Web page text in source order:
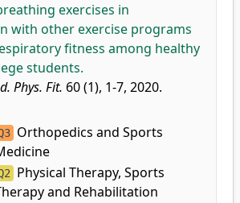
exercises in
with other exercise programs
fitness among healthy
students.
Phys. Fit. 60 (1), 1-7, 2020.
Orthopedics and Sports
Physical Therapy, Sports
and Rehabilitation